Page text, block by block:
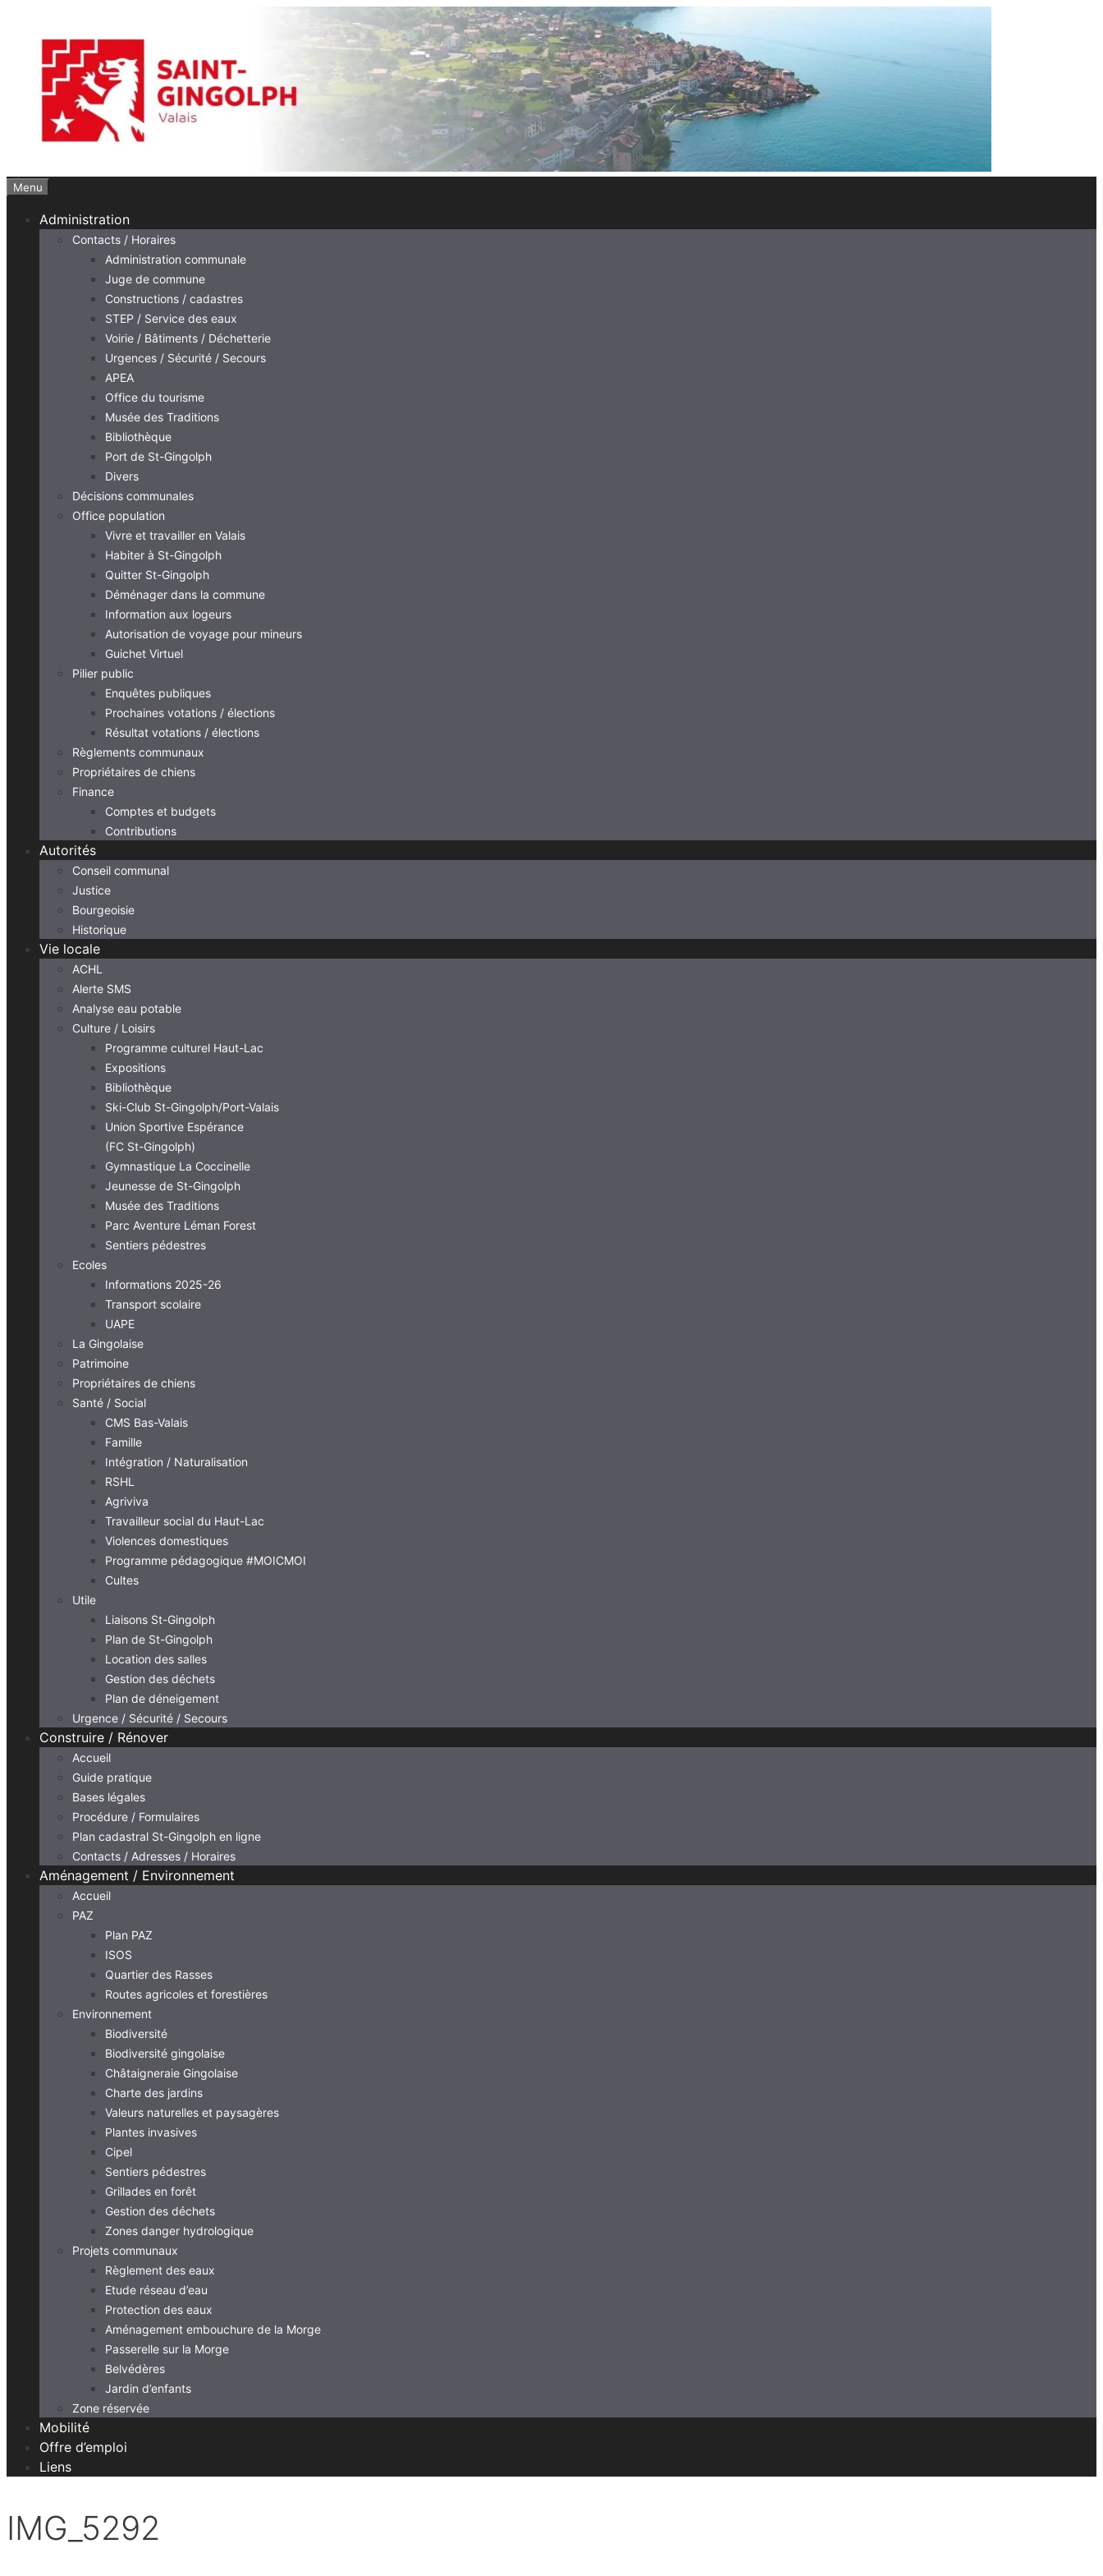
contenu
Menu
Administration
Contacts / Horaires
Administration communale
Juge de commune
Constructions / cadastres
STEP / Service des eaux
Voirie / Bâtiments / Déchetterie
Urgences / Sécurité / Secours
APEA
Office du tourisme
Musée des Traditions
Bibliothèque
Port de St-Gingolph
Divers
Décisions communales
Office population
Vivre et travailler en Valais
Habiter à St-Gingolph
Quitter St-Gingolph
Déménager dans la commune
Information aux logeurs
Autorisation de voyage pour mineurs
Guichet Virtuel
Pilier public
Enquêtes publiques
Prochaines votations / élections
Résultat votations / élections
Règlements communaux
Propriétaires de chiens
Finance
Comptes et budgets
Contributions
Autorités
Conseil communal
Justice
Bourgeoisie
Historique
Vie locale
ACHL
Alerte SMS
Analyse eau potable
Culture / Loisirs
Programme culturel Haut-Lac
Expositions
Bibliothèque
Ski-Club St-Gingolph/Port-Valais
Union Sportive Espérance
(FC St-Gingolph)
Gymnastique La Coccinelle
Jeunesse de St-Gingolph
Musée des Traditions
Parc Aventure Léman Forest
Sentiers pédestres
Ecoles
Informations 2025-26
Transport scolaire
UAPE
La Gingolaise
Patrimoine
Propriétaires de chiens
Santé / Social
CMS Bas-Valais
Famille
Intégration / Naturalisation
RSHL
Agriviva
Travailleur social du Haut-Lac
Violences domestiques
Programme pédagogique #MOICMOI
Cultes
Utile
Liaisons St-Gingolph
Plan de St-Gingolph
Location des salles
Gestion des déchets
Plan de déneigement
Urgence / Sécurité / Secours
Construire / Rénover
Accueil
Guide pratique
Bases légales
Procédure / Formulaires
Plan cadastral St-Gingolph en ligne
Contacts / Adresses / Horaires
Aménagement / Environnement
Accueil
PAZ
Plan PAZ
ISOS
Quartier des Rasses
Routes agricoles et forestières
Environnement
Biodiversité
Biodiversité gingolaise
Châtaigneraie Gingolaise
Charte des jardins
Valeurs naturelles et paysagères
Plantes invasives
Cipel
Sentiers pédestres
Grillades en forêt
Gestion des déchets
Zones danger hydrologique
Projets communaux
Règlement des eaux
Etude réseau d’eau
Protection des eaux
Aménagement embouchure de la Morge
Passerelle sur la Morge
Belvédères
Jardin d’enfants
Zone réservée
Mobilité
Offre d’emploi
Liens
IMG_5292